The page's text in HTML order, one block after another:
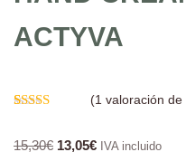
ACTYVA
5 en base a
(1 valoración de
15,30€ 13,05€ IVA incluido